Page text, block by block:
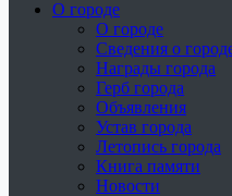
О городе
О городе
Сведения о
Награды города
Герб города
Объявления
Устав города
Летопись города
Книга памяти
Новости